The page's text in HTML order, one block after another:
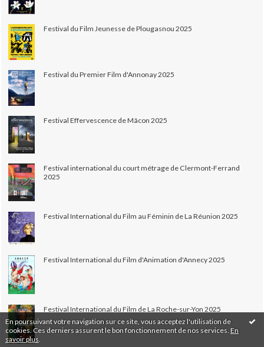
En poursuivant votre navigation sur ce site, vous acceptez l'utilisation de
cookies. Ces derniers assurent le bon fonctionnement de nos services. En
savoir plus
Festival du Film Jeunesse de Plougasnou 2025
Festival du Premier Film d'Annonay 2025
Festival Effervescence de Mâcon 2025
Festival international du court métrage de Clermont-Ferrand
2025
Festival International du Film au Féminin de La Réunion 2025
Festival International du Film d'Animation d'Annecy 2025
Festival International du Film de La Roche-sur-Yon 2025